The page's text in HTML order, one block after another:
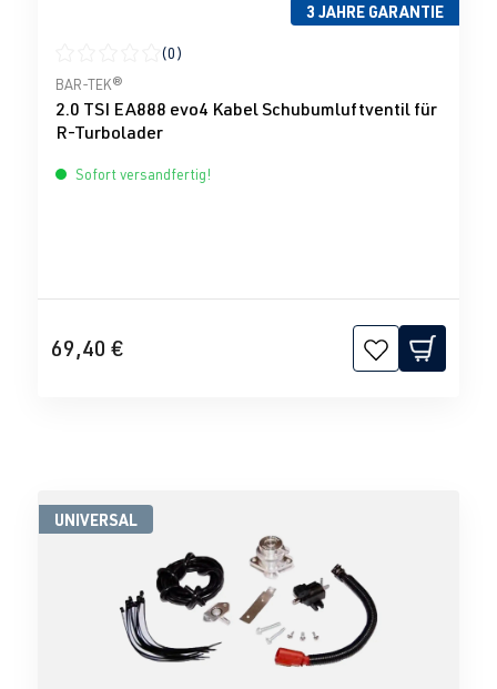
3 JAHRE GARANTIE
Durchschnittliche Bewertung von 0 von 5 Sternen
(0)
BAR-TEK®
2.0 TSI EA888 evo4 Kabel Schubumluftventil für
R-Turbolader
Sofort versandfertig!
69,40 €
UNIVERSAL